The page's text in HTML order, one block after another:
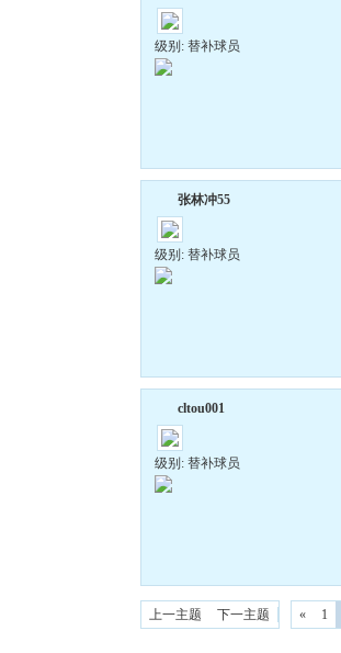
级别: 替补球员
张林冲55
级别: 替补球员
cltou001
级别: 替补球员
上一主题 下一主题 « 1